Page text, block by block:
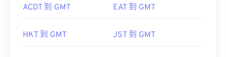
ACDT 到 GMT EAT 到 GMT
HKT 到 GMT JST 到 GMT